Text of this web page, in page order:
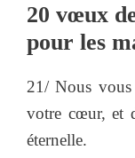
20 vœux
pour les
21/ Nous
votre cœur, et
éternelle.